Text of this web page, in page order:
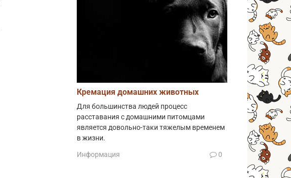
Кремация домашних животных
Для большинства людей процесс
расставания с домашними питомцами
является довольно-таки тяжелым временем
в жизни.
Информация 0